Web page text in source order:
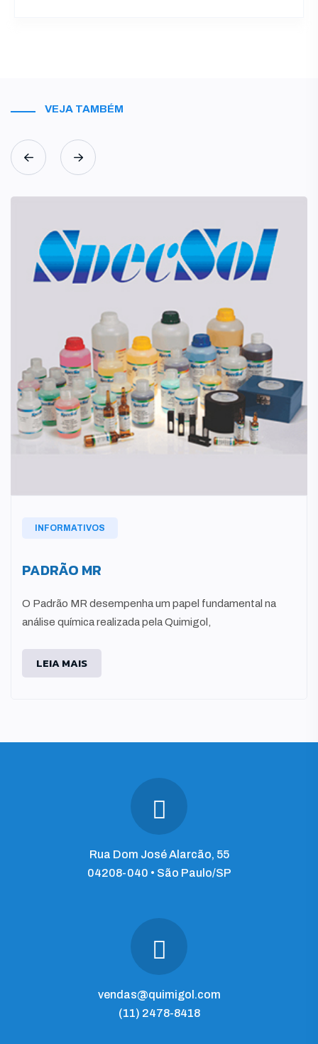
VEJA TAMBÉM
INFORMATIVOS
PADRÃO MR
O Padrão MR desempenha um papel fundamental na
análise química realizada pela Quimigol,
LEIA MAIS
Rua Dom José Alarcão, 55
04208-040 • São Paulo/SP
vendas@quimigol.com
(11) 2478-8418